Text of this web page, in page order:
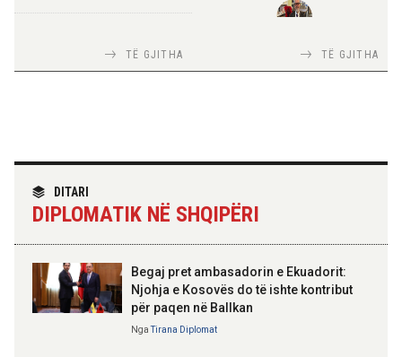
Themelohet “Fincantieri Albania”,
Nufi: Investim për zhvillimin e
ekipet shqiptare për shpëtimin e
16:55 05-08-2026
Banka e Shqipërisë mban të
interesit në 2,5%
16:31 05-08-2026
AZHBR apel fermerëve:
TË GJITHA TIRANA DIPLOMAT
TIRANA DIPLOMAT
Skënderbeut dhe Ismail
TË GJITHA
DITARI
DIPLOMATIK NË SHQIPËRI
Begaj pret ambasadorin e Ekuadorit:
Njohja e Kosovës do të ishte kontribut
për paqen në Ballkan
NgaTirana Diplomat